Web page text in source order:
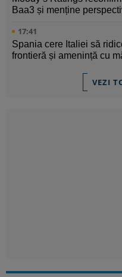
Baa3 și menține
17:41
Spania cere Italiei să
frontieră și amenință cu
VEZI